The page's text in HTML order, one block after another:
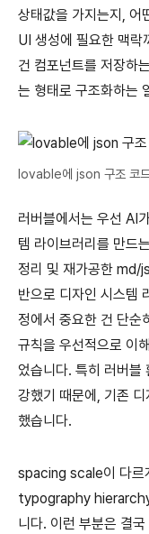
상태값을 가지는지, 어
UI 생성에 필요한 맥락
건 컴포넌트를 저장하
는 형태로 구조화하는
lovable에 json 구조 코
러버블에서는 우선 AI
템 라이브러리를 만드
정리 및 재가공한 md/
반으로 디자인 시스템
정에서 중요한 건 단순
규칙을 우선적으로 이
었습니다. 특히 러버블
강했기 때문에, 기존
했습니다.
spacing scale이 다르
typography hierarchy
니다. 이런 부분은 결